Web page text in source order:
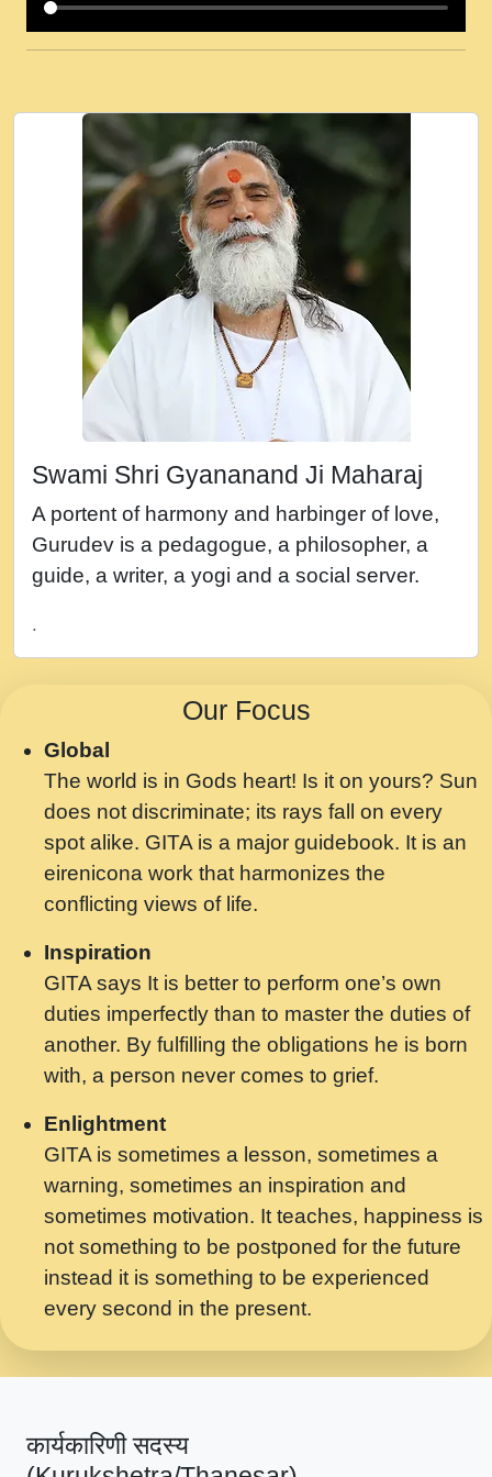
कई पकड क मर हथ र मह वदवन पहच दय! मह जन
Ki - Krishna Bhajan - New Bhajan 2020
#Ishwar Bhakti.mp3
जब से गीता ज्ञान पाया मैं बड़ी मस्ती में हूँ । 2018 -
Rishikesh - Ratan Ji Rasik.mp3
तन हल दल द सनव मड उतत सर रख क, नल रव त
गल लग जव त सर उतत हथ रख द!.mp3
तू कर प्रीतम से प्रीत, यूहीं दिन बीतते जाते हैं ।
2018 - Rishikesh - Swami Gyananand Ji
Maharaj.mp3
न म गवद गपल गद फर, पयर महन न रझद फर! shri
नह भरस रह लडडल... अपन खट करम क !!!! मह दद
सहर चरण क .....mp3
बगड नसब कसन सवर तर बगर Shri ravinandan
shastri ji maharaj.mp3
Chahe Ram Ho Chahe Shyam Ho.mp3
मझ अपन जवन बनन न आय, रठ हर क मनन न आय
Shri ravinandan shastri ji maharaj.mp3
मन अशांत मंत्र जाप - गीता प्रेरणा -Swami
Gyananand Ji Maharaj.mp3
मन बध लय परम वल कगन Special Shyam
Saawariya.mp3
मर गनय न अपरध लडडल शर रध.... Shri
ravinandan shastri ji maharaj.mp3
मेरे मन हरी का ध्यान लगा - भजन भाव - 2018 -
Rishikesh - Swami Gyananand Ji
Maharaj.mp3
यह हसरत तलब ह नकज कमर Yahi Hasraten
Talab Hai Bhav Pravah #bhajan.mp3
लडल ज बल ल क ज न लग Sadhvi Purnima Ji
7.9.2021 जवल नगर दलल #बसर.mp3
सख भ मझ पयर ह दख भ मझ पयर ह!छड म कस दत
सपरहट भजन 2021 - तर अखय ह जद भर बहर ज म
सपरहट शयम भजन - जय जय शयम जय जय शयम
Swami Shri Gyananand Ji Maharaj
A portent of harmony and harbinger of love,
Gurudev is a pedagogue, a philosopher, a
guide, a writer, a yogi and a social server.
.
Our Focus
Global
The world is in Gods heart! Is it on yours? Sun
does not discriminate; its rays fall on every
spot alike. GITA is a major guidebook. It is an
eirenicona work that harmonizes the
conflicting views of life.
Inspiration
GITA says It is better to perform one’s own
duties imperfectly than to master the duties of
another. By fulfilling the obligations he is born
with, a person never comes to grief.
Enlightment
GITA is sometimes a lesson, sometimes a
warning, sometimes an inspiration and
sometimes motivation. It teaches, happiness is
not something to be postponed for the future
instead it is something to be experienced
every second in the present.
कार्यकारिणी सदस्य